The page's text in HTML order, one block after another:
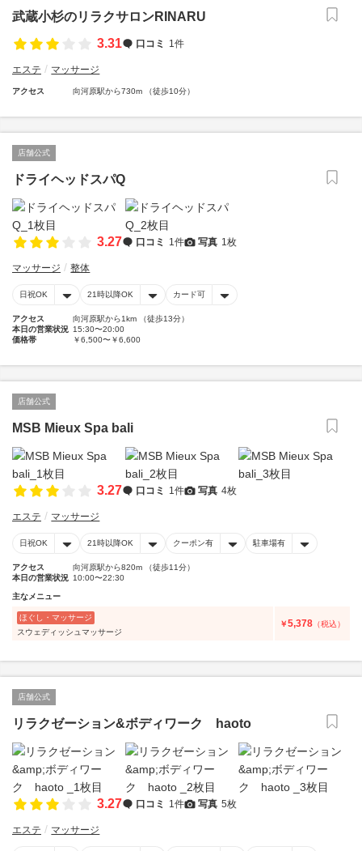
武蔵小杉のリラクサロンRINARU
3.31
口コミ 1件
エステ マッサージ
アクセス 向河原駅から730m （徒歩10分）
店舗公式
ドライヘッドスパQ
3.27 口コミ 1件 写真 1枚
マッサージ 整体
日祝OK 21時以降OK カード可
アクセス
向河原駅から1km （徒歩13分）
本日の営業状況 15:30〜20:00
価格帯
￥6,500〜￥6,600
店舗公式
MSB Mieux Spa bali
3.27 口コミ 1件 写真 4枚
エステ マッサージ
日祝OK 21時以降OK クーポン有 駐車場有
アクセス
向河原駅から820m （徒歩11分）
本日の営業状況 10:00〜22:30
主なメニュー
ほぐし・マッサージ
スウェディッシュマッサージ
￥5,378 （税込）
店舗公式
リラクゼーション&ボディワーク haoto
3.27 口コミ 1件 写真 5枚
エステ マッサージ